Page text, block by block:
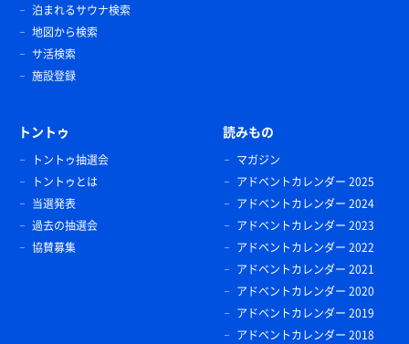
泊まれるサウナ検索
地図から検索
サ活検索
施設登録
トントゥ
トントゥ抽選会
トントゥとは
当選発表
過去の抽選会
協賛募集
読みもの
マガジン
アドベントカレンダー 2025
アドベントカレンダー 2024
アドベントカレンダー 2023
アドベントカレンダー 2022
アドベントカレンダー 2021
アドベントカレンダー 2020
アドベントカレンダー 2019
アドベントカレンダー 2018